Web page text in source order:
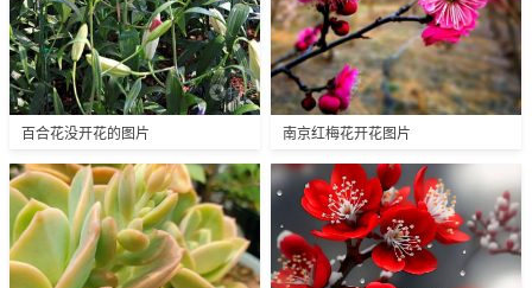
百合花没开花的图片 南京红梅花开花图片